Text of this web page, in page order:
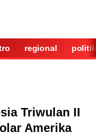
regional politik
Triwulan II
Amerika